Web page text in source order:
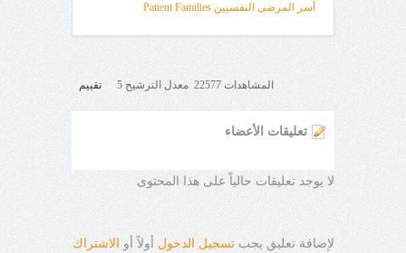
أسر المرضى النفسيين Patient Families
المشاهدات 22577 معدل الترشيح 5 تقييم
تعليقات الأعضاء
لا يوجد تعليقات حالياً على هذا المحتوى
لإضافة تعليق يجبتسجيل الدخول أولاً أو الاشتراك